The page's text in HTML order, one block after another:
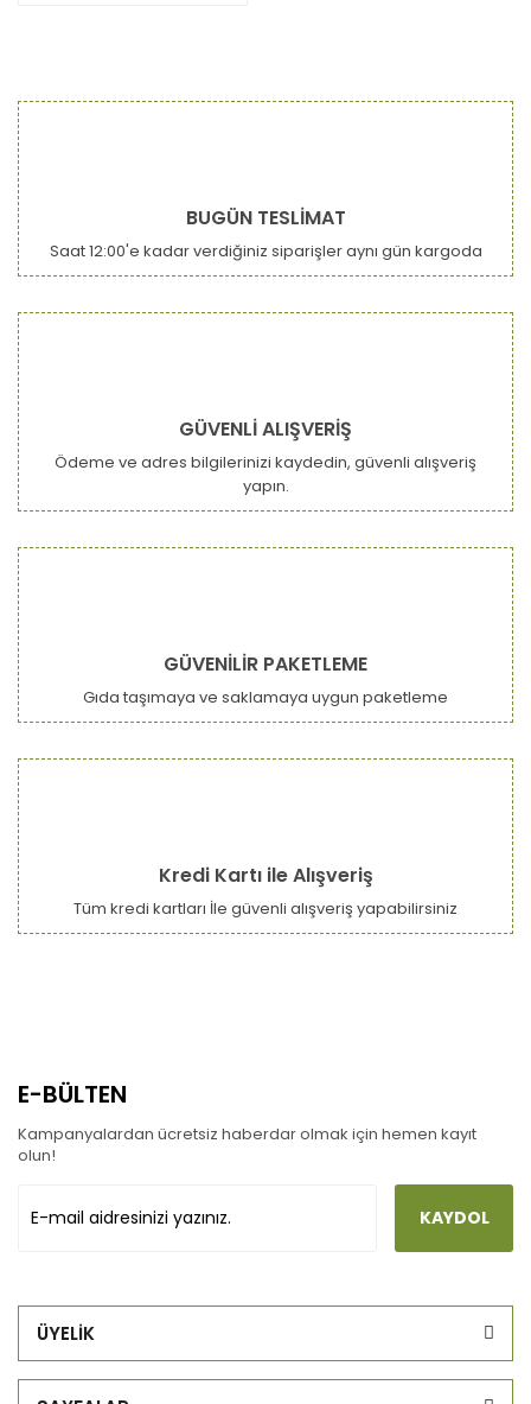
BUGÜN TESLİMAT
Saat 12:00'e kadar verdiğiniz siparişler aynı gün kargoda
GÜVENLİ ALIŞVERİŞ
Ödeme ve adres bilgilerinizi kaydedin, güvenli alışveriş
yapın.
GÜVENİLİR PAKETLEME
Gıda taşımaya ve saklamaya uygun paketleme
Kredi Kartı ile Alışveriş
Tüm kredi kartları İle güvenli alışveriş yapabilirsiniz
E-BÜLTEN
Kampanyalardan ücretsiz haberdar olmak için hemen kayıt
olun!
KAYDOL
ÜYELİK